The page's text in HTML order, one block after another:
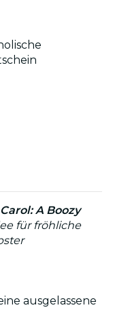
A Boozy
für fröhliche
ausgelassene